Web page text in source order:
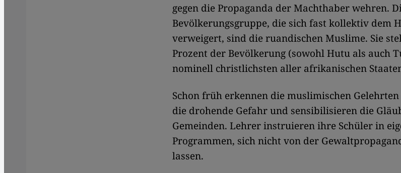
gegen die Propaganda der Machthaber wehren.
Bevölkerungsgruppe, die sich fast kollektiv dem
verweigert, sind die ruandischen Muslime. Sie
Prozent der Bevölkerung (sowohl Hutu als auch
nominell christlichsten aller afrikanischen
Schon früh erkennen die muslimischen
die drohende Gefahr und sensibilisieren die
Gemeinden. Lehrer instruieren ihre Schüler in
Programmen, sich nicht von der
lassen.